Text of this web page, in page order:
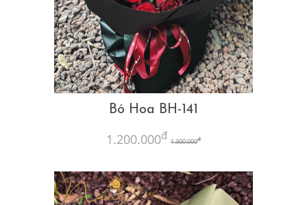
Bó Hoa BH-141
1.200.000đ 1.300.000đ